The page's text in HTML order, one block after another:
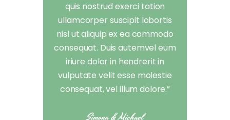
quis nostrud exerci tation
ullamcorper suscipit lobortis
nisl ut aliquip ex ea commodo
consequat. Duis autemvel eum
iriure dolor in hendrerit in
vulputate velit esse molestie
consequat, vel illum dolore.”